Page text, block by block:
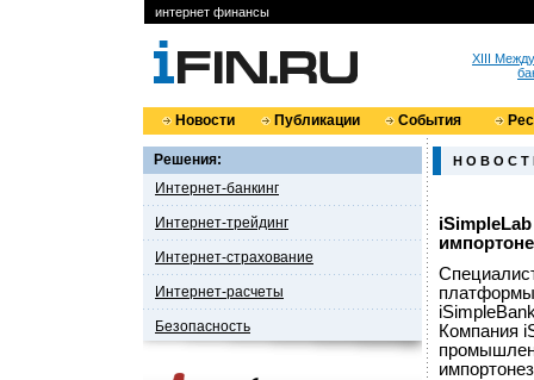
интернет финансы
XIII
Новости Публикации События
Решения:
Интернет-банкинг
Интернет-трейдинг
Интернет-страхование
Интернет-расчеты
Безопасность
Н О В О С Т
платформы
Компания